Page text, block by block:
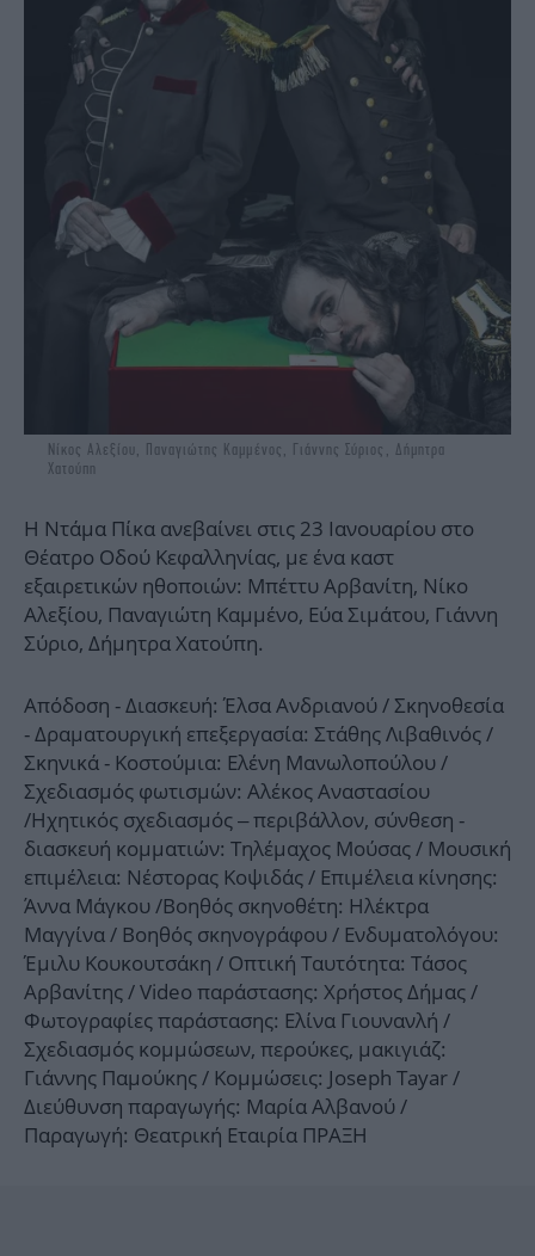
Νίκος Αλεξίου, Παναγιώτης Καμμένος, Γιάννης Σύριος, Δήμητρα
Χατούπη
Η Ντάμα Πίκα ανεβαίνει στις 23 Ιανουαρίου στο
Θέατρο Οδού Κεφαλληνίας, με ένα καστ
εξαιρετικών ηθοποιών: Μπέττυ Αρβανίτη, Νίκο
Αλεξίου, Παναγιώτη Καμμένο, Εύα Σιμάτου, Γιάννη
Σύριο, Δήμητρα Χατούπη.
Απόδοση - Διασκευή: Έλσα Ανδριανού / Σκηνοθεσία
- Δραματουργική επεξεργασία: Στάθης Λιβαθινός /
Σκηνικά - Κοστούμια: Ελένη Μανωλοπούλου /
Σχεδιασμός φωτισμών: Αλέκος Αναστασίου
/ Ηχητικός σχεδιασμός – περιβάλλον, σύνθεση -
διασκευή κομματιών: Τηλέμαχος Μούσας / Μουσική
επιμέλεια: Νέστορας Κοψιδάς / Επιμέλεια κίνησης:
Άννα Μάγκου /Βοηθός σκηνοθέτη: Ηλέκτρα
Μαγγίνα / Βοηθός σκηνογράφου / Ενδυματολόγου:
Έμιλυ Κουκουτσάκη / Οπτική Ταυτότητα: Τάσος
Αρβανίτης / Video παράστασης: Χρήστος Δήμας /
Φωτογραφίες παράστασης: Ελίνα Γιουνανλή /
Σχεδιασμός κομμώσεων, περούκες, μακιγιάζ:
Γιάννης Παμούκης / Κομμώσεις: Joseph Tayar /
Διεύθυνση παραγωγής: Μαρία Αλβανού /
Παραγωγή: Θεατρική Εταιρία ΠΡΑΞΗ